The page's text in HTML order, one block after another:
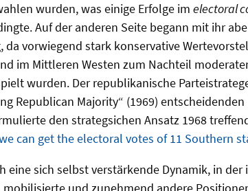
wurden, was einige Erfolge im electoral
Auf der anderen Seite begann mit ihr
da vorwiegend stark konservative
im Mittleren Westen zum Nachteil
wurden. Der republikanische
Republican Majority“ (1969)
den strategsichen Ansatz 1968
can get the electoral votes of 11 Southern
eine sich selbst verstärkende Dynamik, in